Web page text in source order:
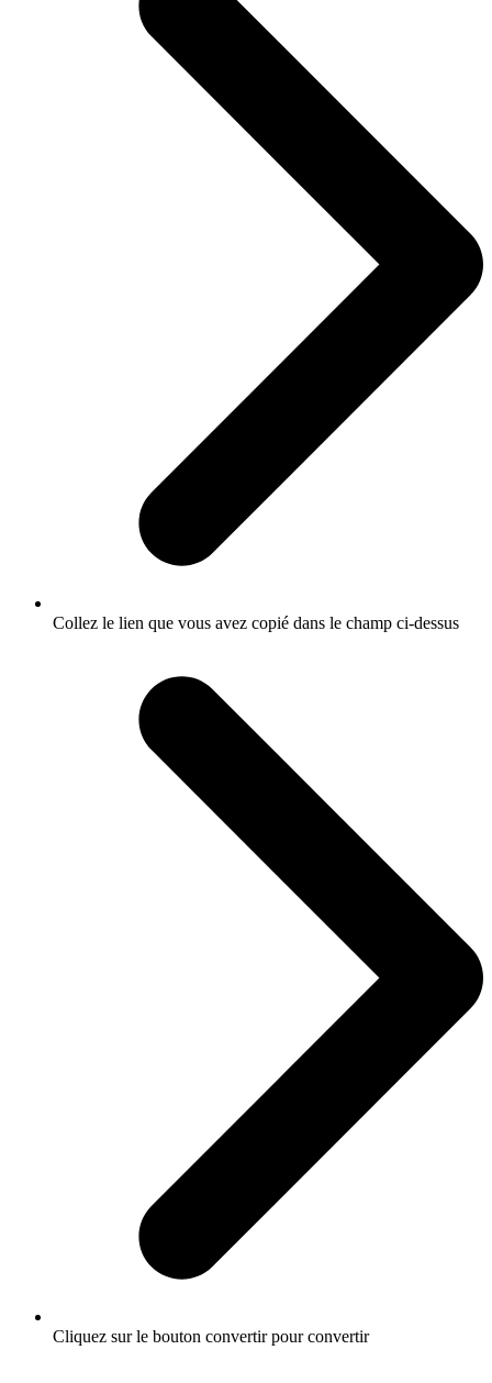
Collez le lien que vous avez copié dans le champ ci-dessus
Cliquez sur le bouton convertir pour convertir